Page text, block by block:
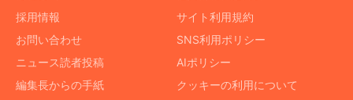
採用情報
お問い合わせ
ニュース読者投稿
編集長からの手紙
サイト利用規約
SNS利用ポリシー
AIポリシー
クッキーの利用について